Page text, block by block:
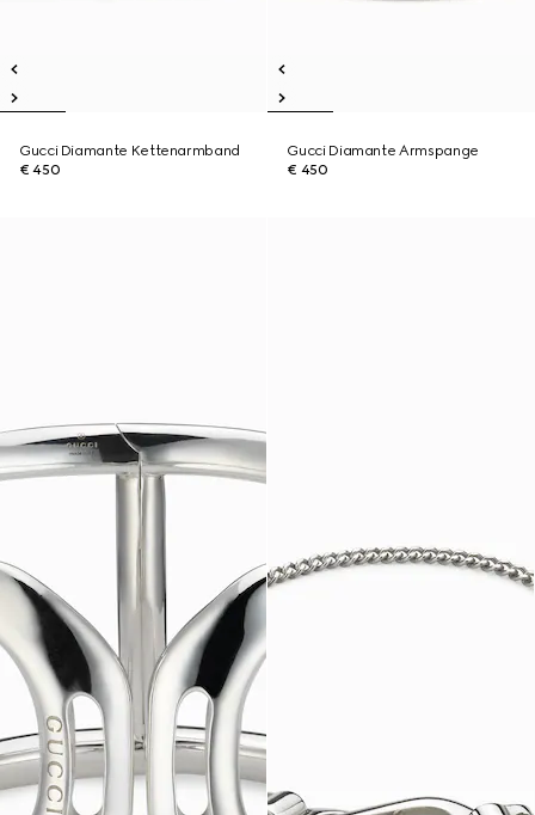
Gucci Diamante Kettenarmband
€ 450
Gucci Diamante Armspange
€ 450